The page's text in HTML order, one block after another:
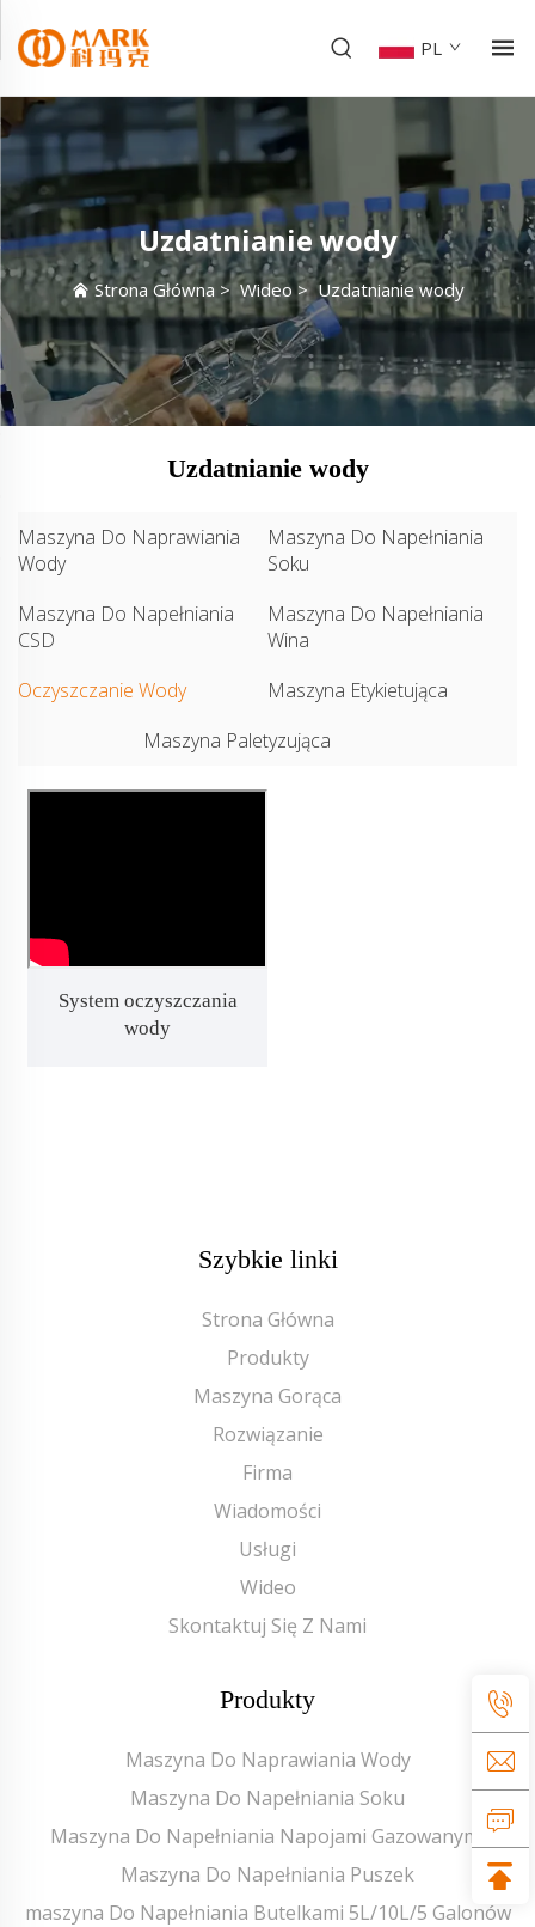
PL
Uzdatnianie wody
Strona Główna >Wideo>Uzdatnianie wody
Uzdatnianie wody
Maszyna Do Naprawiania
Wody
Maszyna Do Napełniania
Soku
Maszyna Do Napełniania
CSD
Maszyna Do Napełniania
Wina
Oczyszczanie Wody
Maszyna Etykietująca
Maszyna Paletyzująca
System oczyszczania
wody
Szybkie linki
Strona Główna
Produkty
Maszyna Gorąca
Rozwiązanie
Firma
Wiadomości
Usługi
Wideo
Skontaktuj Się Z Nami
Produkty
Maszyna Do Naprawiania Wody
Maszyna Do Napełniania Soku
Maszyna Do Napełniania Napojami Gazowanymi
Maszyna Do Napełniania Puszek
maszyna Do Napełniania Butelkami 5L/10L/5 Galonów